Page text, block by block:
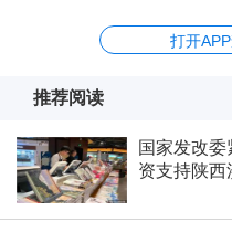
打开
推荐阅读
国家发改
资支持陕西